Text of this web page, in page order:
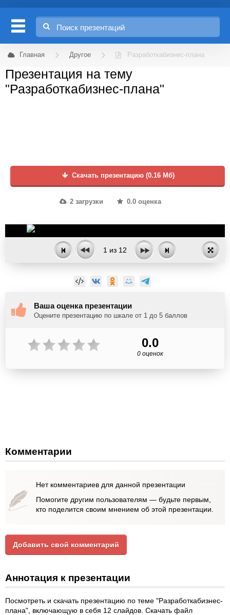
Главная Другое Разработкабизнес-плана
Презентация на тему
"Разработкабизнес-плана"
Скачать презентацию (0.16 Мб)
2 загрузки 0.0 оценка
1 из 12
Ваша оценка презентации
Оцените презентацию по шкале от 1 до 5 баллов
0.0
0 оценок
Комментарии
Нет комментариев для данной презентации
Помогите другим пользователям — будьте первым,
кто поделится своим мнением об этой презентации.
Добавить свой комментарий
Аннотация к презентации
Посмотреть и скачать презентацию по теме "Разработкабизнес-
плана", включающую в себя 12 слайдов. Скачать файл